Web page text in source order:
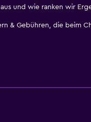
und wie ranken wir
& Gebühren, die beim